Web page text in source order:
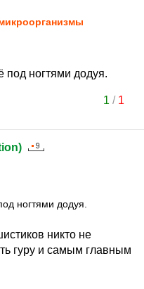
под ногтями додуя.
1 / 1
ногтями додуя.
никто не
гуру и самым главным